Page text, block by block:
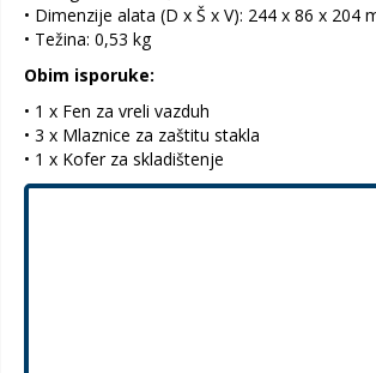
• Dimenzije alata (D x Š x V): 244 x 86 x 204
• Težina: 0,53 kg
Obim isporuke:
• 1 x Fen za vreli vazduh
• 3 x Mlaznice za zaštitu stakla
• 1 x Kofer za skladištenje